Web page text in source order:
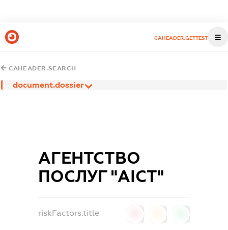
CAHEADER.GETTEST
CAHEADER.SEARCH
document.dossier
АГЕНТСТВО
ПОСЛУГ "АІСТ"
riskFactors.title